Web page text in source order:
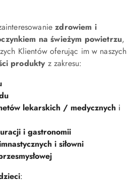
zdrowiem i
na świeżym powietrzu,
Klientów oferując im w naszych
produktyz zakresu:
lekarskich / medycznych i
i gastronomii
i siłowni
: